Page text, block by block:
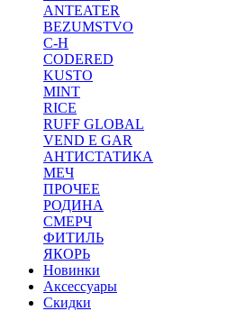
ANTEATER
BEZUMSTVO
C-H
CODERED
KUSTO
MINT
RICE
RUFF GLOBAL
VEND E GAR
АНТИСТАТИКА
МЕЧ
ПРОЧЕЕ
РОДИНА
СМЕРЧ
ФИТИЛЬ
ЯКОРЬ
Новинки
Аксессуары
Скидки